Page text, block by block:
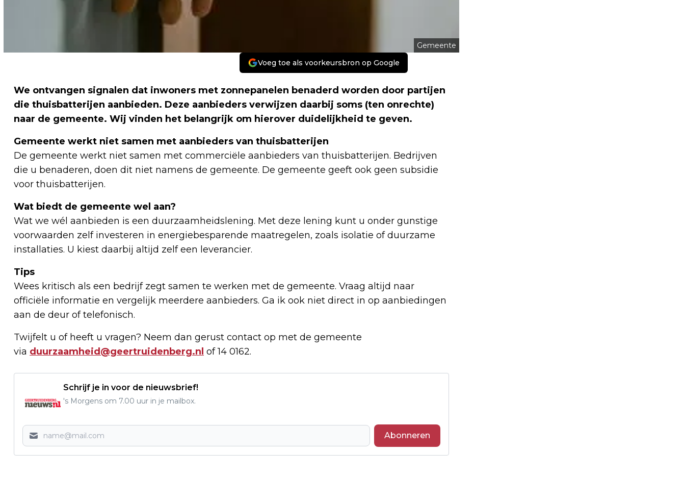
Gemeente
Voeg toe als voorkeursbron op Google
We ontvangen signalen dat inwoners met zonnepanelen benaderd worden door partijen
die thuisbatterijen aanbieden. Deze aanbieders verwijzen daarbij soms (ten onrechte)
naar de gemeente. Wij vinden het belangrijk om hierover duidelijkheid te geven.
Gemeente werkt niet samen met aanbieders van thuisbatterijen
De gemeente werkt niet samen met commerciële aanbieders van thuisbatterijen. Bedrijven
die u benaderen, doen dit niet namens de gemeente. De gemeente geeft ook geen subsidie
voor thuisbatterijen.
Wat biedt de gemeente wel aan?
Wat we wél aanbieden is een duurzaamheidslening. Met deze lening kunt u onder gunstige
voorwaarden zelf investeren in energiebesparende maatregelen, zoals isolatie of duurzame
installaties. U kiest daarbij altijd zelf een leverancier.
Tips
Wees kritisch als een bedrijf zegt samen te werken met de gemeente. Vraag altijd naar
officiële informatie en vergelijk meerdere aanbieders. Ga ik ook niet direct in op aanbiedingen
aan de deur of telefonisch.
Twijfelt u of heeft u vragen? Neem dan gerust contact op met de gemeente
via duurzaamheid@geertruidenberg.nl of 14 0162.
Schrijf je in voor de nieuwsbrief!
's Morgens om 7.00 uur in je mailbox.
Abonneren